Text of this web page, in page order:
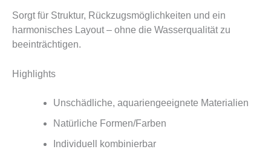
Sorgt für Struktur, Rückzugsmöglichkeiten und ein
harmonisches Layout – ohne die Wasserqualität zu
beeinträchtigen.
Highlights
Unschädliche, aquariengeeignete Materialien
Natürliche Formen/Farben
Individuell kombinierbar